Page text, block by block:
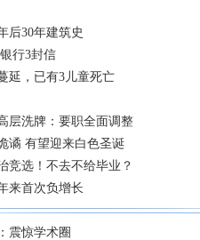
后30年建筑史
行3封信
延，已有3儿童死亡
层洗牌：要职全面调整
谲 有望迎来白色圣诞
竞选！不去不给毕业？
来首次负增长
震惊学术圈